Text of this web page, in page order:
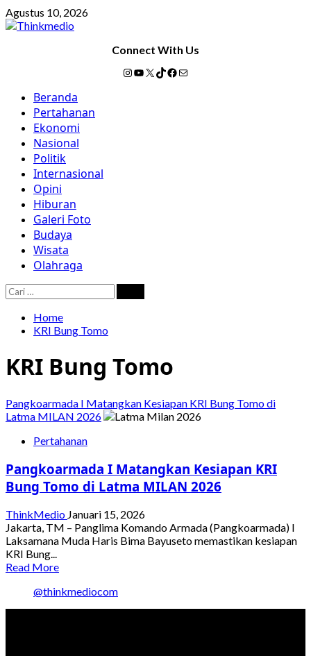
Skip
to
Agustus 10, 2026
Connect With Us
Instagram
YouTube
X TikTok
Facebook
Mail
Primary
Menu
Beranda
Pertahanan
Ekonomi
Nasional
Politik
Internasional
Opini
Hiburan
Galeri Foto
Budaya
Wisata
Olahraga
Cari
untuk:
Home
KRI Bung Tomo
KRI Bung Tomo
Pangkoarmada I Matangkan Kesiapan KRI Bung Tomo di
Latma MILAN 2026
Pertahanan
Pangkoarmada I Matangkan Kesiapan KRI
Bung Tomo di Latma MILAN 2026
ThinkMedio Januari 15, 2026
Jakarta, TM – Panglima Komando Armada (Pangkoarmada) I
Laksamana Muda Haris Bima Bayuseto memastikan kesiapan
KRI Bung...
Read MoreRead
about
Pangkoarmada
@thinkmediocom